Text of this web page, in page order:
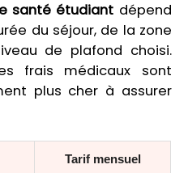
santé étudiant dépend
du séjour, de la zone
de plafond choisi.
frais médicaux sont
plus cher à assurer
Tarif mensuel